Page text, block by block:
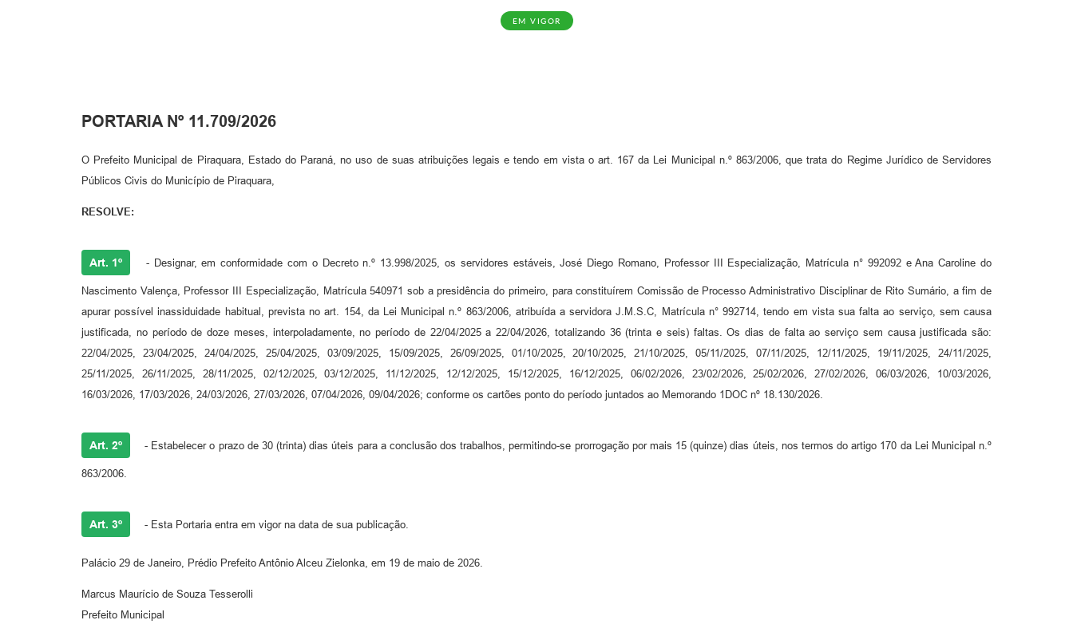
EM VIGOR
PORTARIA Nº 11.709/2026
O Prefeito Municipal de Piraquara, Estado do Paraná, no uso de suas atribuições legais e tendo em vista o art. 167 da Lei Municipal n.º 863/2006, que trata do Regime Jurídico de Servidores
Públicos Civis do Município de Piraquara,
RESOLVE:
Art. 1º - Designar, em conformidade com o Decreto n.º 13.998/2025, os servidores estáveis, José Diego Romano, Professor III Especialização, Matrícula n° 992092 e Ana Caroline do
Nascimento Valença, Professor III Especialização, Matrícula 540971 sob a presidência do primeiro, para constituírem Comissão de Processo Administrativo Disciplinar de Rito Sumário, a fim de
apurar possível inassiduidade habitual, prevista no art. 154, da Lei Municipal n.º 863/2006, atribuída a servidora J.M.S.C, Matrícula n° 992714, tendo em vista sua falta ao serviço, sem causa
justificada, no período de doze meses, interpoladamente, no período de 22/04/2025 a 22/04/2026, totalizando 36 (trinta e seis) faltas. Os dias de falta ao serviço sem causa justificada são:
22/04/2025, 23/04/2025, 24/04/2025, 25/04/2025, 03/09/2025, 15/09/2025, 26/09/2025, 01/10/2025, 20/10/2025, 21/10/2025, 05/11/2025, 07/11/2025, 12/11/2025, 19/11/2025, 24/11/2025,
25/11/2025, 26/11/2025, 28/11/2025, 02/12/2025, 03/12/2025, 11/12/2025, 12/12/2025, 15/12/2025, 16/12/2025, 06/02/2026, 23/02/2026, 25/02/2026, 27/02/2026, 06/03/2026, 10/03/2026,
16/03/2026, 17/03/2026, 24/03/2026, 27/03/2026, 07/04/2026, 09/04/2026; conforme os cartões ponto do período juntados ao Memorando 1DOC nº 18.130/2026.
Art. 2º - Estabelecer o prazo de 30 (trinta) dias úteis para a conclusão dos trabalhos, permitindo-se prorrogação por mais 15 (quinze) dias úteis, nos termos do artigo 170 da Lei Municipal n.º
863/2006.
Art. 3º - Esta Portaria entra em vigor na data de sua publicação.
Palácio 29 de Janeiro, Prédio Prefeito Antônio Alceu Zielonka, em 19 de maio de 2026.
Marcus Maurício de Souza Tesserolli
Prefeito Municipal